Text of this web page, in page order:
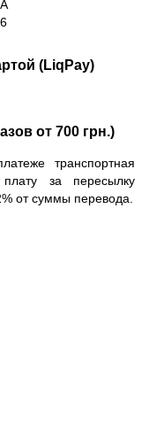
(LiqPay)
от 700 грн.)
транспортная
за пересылку
от суммы перевода.